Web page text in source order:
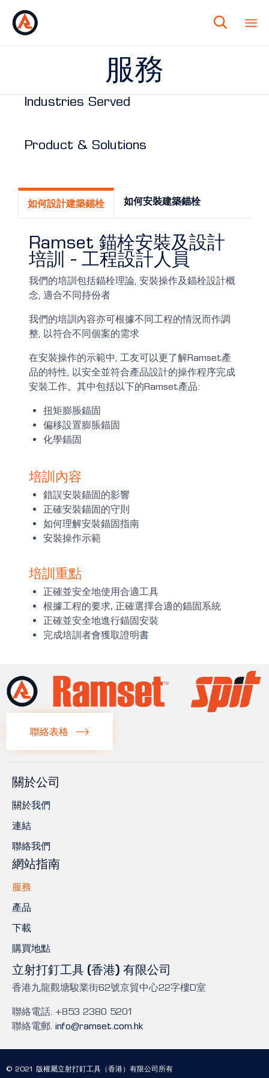

服務
如何設計建築錨栓 如何安裝建築錨栓
Ramset 錨栓安裝及設計
培訓 - 工程設計人員
我們的培訓包括錨栓理論, 安裝操作及錨栓設計概
念, 適合不同持份者
我們的培訓內容亦可根據不同工程的情況而作調
整, 以符合不同個案的需求
在安裝操作的示範中, 工友可以更了解Ramset產
品的特性, 以安全並符合產品設計的操作程序完成
安裝工作。其中包括以下的Ramset產品:
扭矩膨脹錨固
偏移設置膨脹錨固
化學錨固
培訓內容
錯誤安裝錨固的影響
正確安裝錨固的守則
如何理解安裝錨固指南
安裝操作示範
培訓重點
正確並安全地使用合適工具
根據工程的要求, 正確選擇合適的錨固系統
正確並安全地進行錨固安裝
完成培訓者會獲取證明書
Industries Served
Product & Solutions
聯絡表格
關於公司
關於我們
連結
聯絡我們
網站指南
服務
產品
下載
購買地點
立射打釘工具 (香港) 有限公司
香港九龍觀塘駿業街62號京貿中心22字樓D室
聯絡電話. +853 2380 5201
聯絡電郵. info@ramset.com.hk
© 2021 版權屬立射打釘工具（香港）有限公司所有